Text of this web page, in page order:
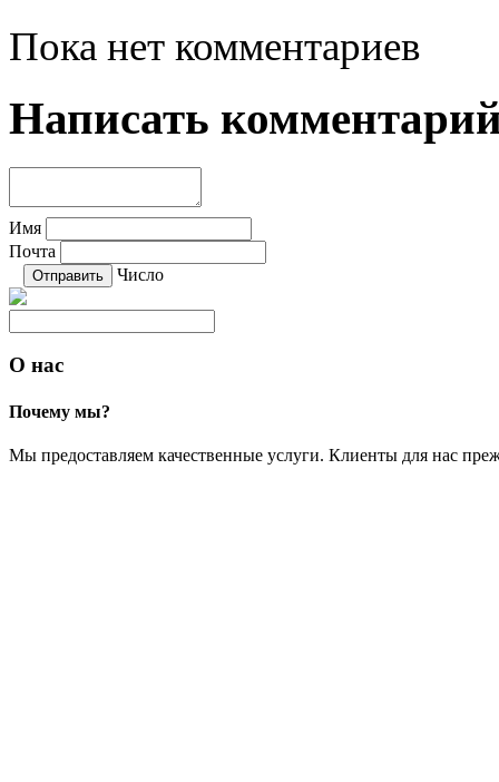
Пока нет комментариев
Написать
Имя
Почта
Число
О нас
Почему мы?
Мы предоставляем качественные услуги. Клиенты для нас